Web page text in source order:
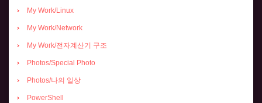
My Work/Linux
My Work/Network
My Work/전자계산기 구조
Photos/Special Photo
Photos/나의 일상
PowerShell